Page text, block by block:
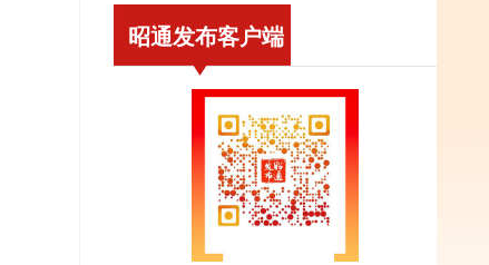
昭通发布客户端